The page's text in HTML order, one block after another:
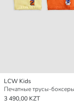
LCW Kids
3 490,00 KZT